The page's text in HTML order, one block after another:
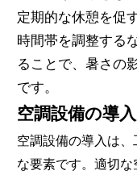
定期的な休憩を促
時間帯を調整する
ることで、暑さの
です。
空調設備の導入
空調設備の導入は
な要素です。適切